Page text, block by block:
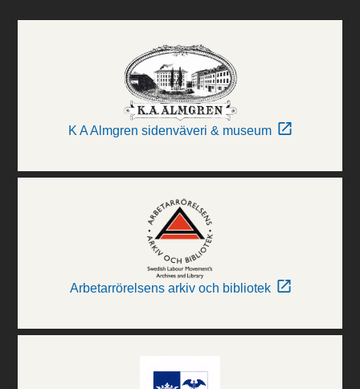
K A Almgren sidenväveri & museum
Arbetarrörelsens arkiv och bibliotek